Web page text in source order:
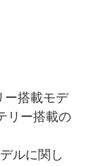
ー搭載モデ
リー搭載の
ルに関し